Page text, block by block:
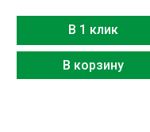
В 1 клик
В корзину